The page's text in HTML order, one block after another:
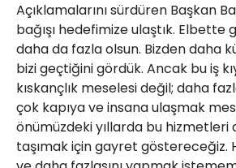
Açıklamalarını sürdüren Başkan
bağışı hedefimize ulaştık. Elbette
daha da fazla olsun. Bizden daha
bizi geçtiğini gördük. Ancak bu iş
kıskançlık meselesi değil; daha
çok kapıya ve insana ulaşmak
önümüzdeki yıllarda bu hizmetleri
taşımak için gayret göstereceğiz.